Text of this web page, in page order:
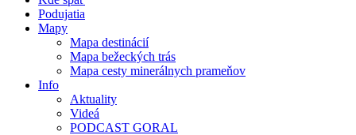
Podujatia
Mapy
Mapa destinácií
Mapa bežeckých trás
Mapa cesty minerálnych prameňov
Info
Aktuality
Videá
PODCAST GORAL